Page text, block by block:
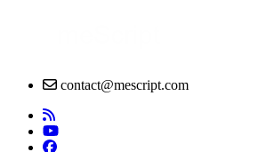
contact@mescript.com